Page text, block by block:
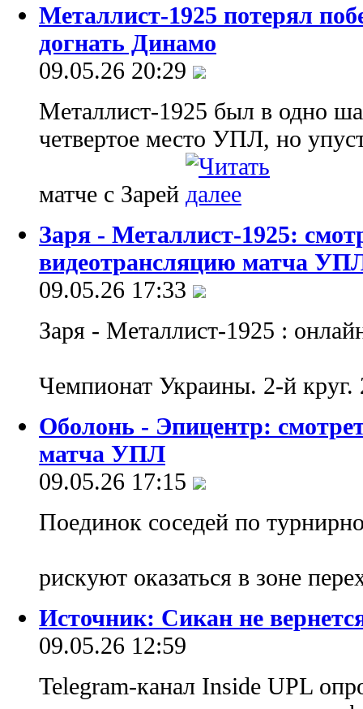
Металлист-1925 потерял
догнать Динамо
09.05.26 20:29
Металлист-1925 был в одно
четвертое место УПЛ, но
матче с Зарей
Заря - Металлист-1925:
видеотрансляцию матча
09.05.26 17:33
Заря - Металлист-1925 :
Чемпионат Украины. 2-й
Оболонь - Эпицентр:
матча УПЛ
09.05.26 17:15
Поединок соседей по
рискуют оказаться в зоне
Источник: Сикан не
09.05.26 12:59
Telegram-канал Inside UPL